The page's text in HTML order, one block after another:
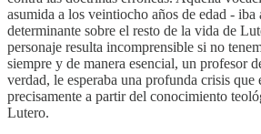
asumida a los veintiocho años de edad - iba
determinante sobre el resto de la vida de
personaje resulta incomprensible si no
siempre y de manera esencial, un profesor
verdad, le esperaba una profunda crisis que
precisamente a partir del conocimiento
Lutero.